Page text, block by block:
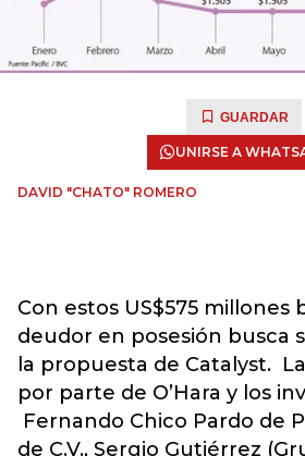
GUARDAR
UNIRSE A
DAVID "CHATO" ROMERO
Con estos US$575 millones
deudor en posesión busca
la propuesta de Catalyst.
por parte de O’Hara y los
Fernando Chico Pardo de
de C.V., Sergio Gutiérrez